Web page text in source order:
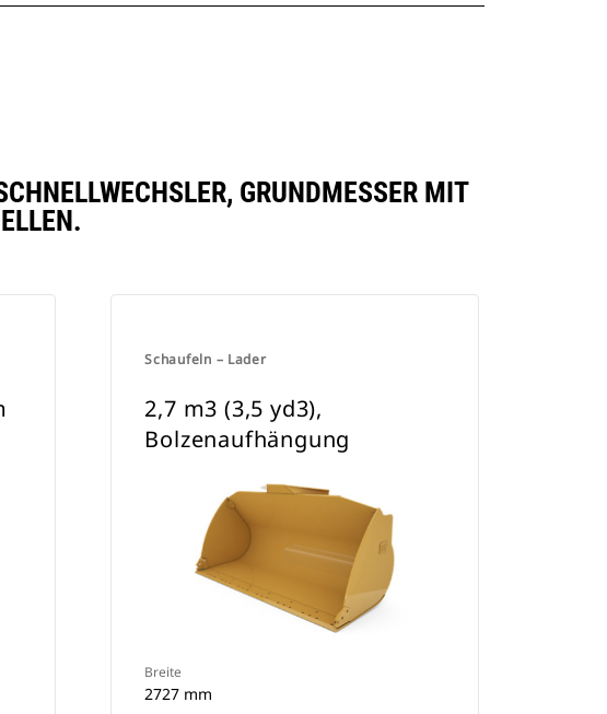
GRUNDMESSER MIT
Schaufeln – Lader
2,7 m3 (3,5 yd3),
Bolzenaufhängung
Breite
2727 mm